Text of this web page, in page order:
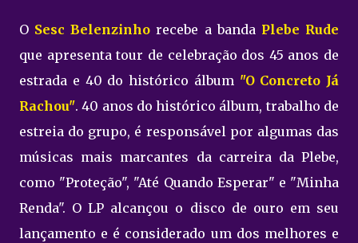
O Sesc Belenzinho recebe a banda Plebe Rude
que apresenta tour de celebração dos 45 anos de
estrada e 40 do histórico álbum "O Concreto Já
Rachou". 40 anos do histórico álbum, trabalho de
estreia do grupo, é responsável por algumas das
músicas mais marcantes da carreira da Plebe,
como "Proteção", "Até Quando Esperar" e "Minha
Renda". O LP alcançou o disco de ouro em seu
lançamento e é considerado um dos melhores e